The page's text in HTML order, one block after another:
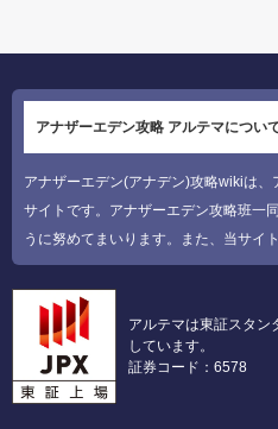
アナザーエデン攻略 アルテマについ
アナザーエデン(アナデン)攻略wikiは
サイトです。アナザーエデン攻略班一
うに努めてまいります。また、当サイ
アルテマは東証スタン
しています。
証券コード：6578